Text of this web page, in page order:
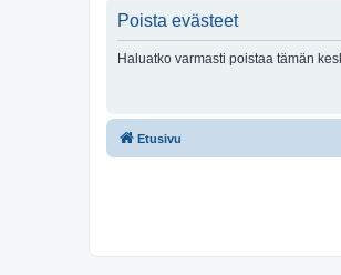
Poista evästeet
Haluatko varmasti poistaa tämän
Etusivu